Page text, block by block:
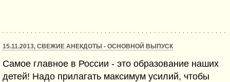
15.11.2013, СВЕЖИЕ АНЕКДОТЫ - ОСНОВНОЙ ВЫПУСК
Самое главное в России - это образование наших
детей! Надо прилагать максимум усилий, чтобы